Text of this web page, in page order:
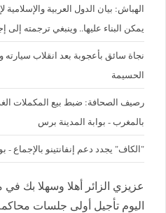
الهباش: بيان الدول العربية والإسلامية
يمكن البناء عليها.. وينبغي ترجمته
نجاة سائق بأعجوبة بعد انقلاب سيارته
الحسيمة
رصيف الصحافة: ضبط بيع المكملات
بالمغرب - بوابة المدينة برس
"الكاف" يجدد دعم إنفانتينو بالإجماع -
عزيزي الزائر أهلا وسهلا بك
اليوم تأجيل أولى جلسات